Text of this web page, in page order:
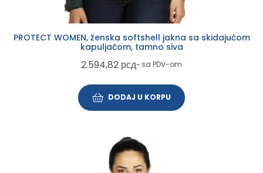
PROTECT WOMEN, ženska softshell jakna sa skidajućom
kapuljačom, tamno siva
2.594,82 рсд~ sa PDV-om
DODAJ U KORPU